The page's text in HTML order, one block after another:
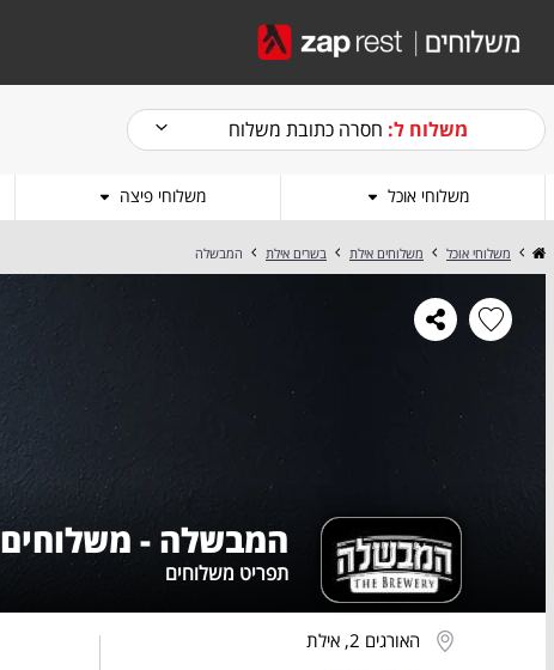
משלוח ל: חסרה כתובת משלוח
משלוחי אוכל משלוחי פיצה
משלוחי אוכל משלוחים אילת בשרים אילת המבשלה
המבשלה - משלוחים
תפריט משלוחים
האורגים 2, אילת